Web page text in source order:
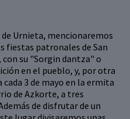
Urnieta, mencionaremos
fiestas patronales de San
su "Sorgin dantza" o
en el pueblo, y, por otra
3 de mayo en la ermita
de Azkorte, a tres
de disfrutar de un